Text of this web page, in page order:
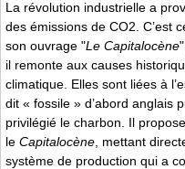
La révolution industrielle a
des émissions de CO2. C’est
son ouvrage "Le Capitalocène
il remonte aux causes
climatique. Elles sont liées à
dit « fossile » d’abord anglais
privilégié le charbon. Il
le Capitalocène , mettant
système de production qui a